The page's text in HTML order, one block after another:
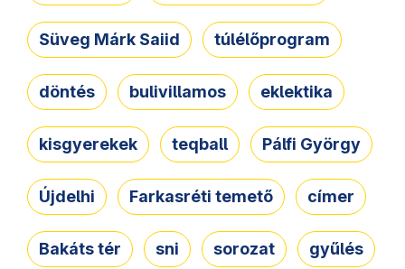
Süveg Márk Saiid túlélőprogram
döntés bulivillamos eklektika
kisgyerekek teqball Pálfi György
Újdelhi Farkasréti temető címer
Bakáts tér sni sorozat gyűlés